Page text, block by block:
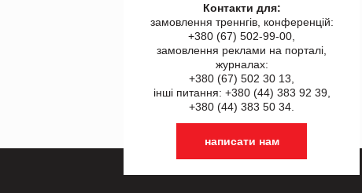
Контакти для:
замовлення треннгів, конференцій:
+380 (67) 502-99-00,
замовлення реклами на порталі,
журналах:
+380 (67) 502 30 13,
інші питання: +380 (44) 383 92 39,
+380 (44) 383 50 34.
написати нам